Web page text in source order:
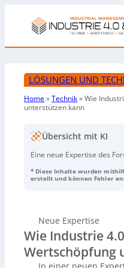
LÖSUNGEN UND
Home»Technik»Wie
unterstützen kann
Übersicht mit KI
Eine neue Expertise des
Industrie‑4.0‑Technologien
Nutzen, Einsatzfelder
Handlungsbedarfe. Die Studie kommt u. a. zu dem
Ergebnis, dass
* Diese Inhalte wurden
erstellt und können Fehler
Neue Expertise
Wie Industrie
Wertschöpfung